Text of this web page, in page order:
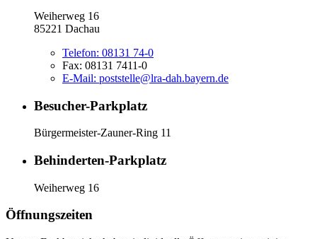
Weiherweg 16
85221 Dachau
Telefon: 08131 74-0
Fax: 08131 7411-0
E-Mail: poststelle@lra-dah.bayern.de
Besucher-Parkplatz
Bürgermeister-Zauner-Ring 11
Behinderten-Parkplatz
Weiherweg 16
Öffnungszeiten